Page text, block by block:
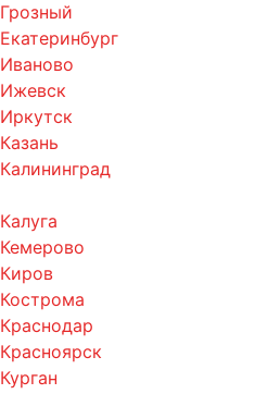
Грозный
Екатеринбург
Иваново
Ижевск
Иркутск
Казань
Калининград
Калуга
Кемерово
Киров
Кострома
Краснодар
Красноярск
Курган